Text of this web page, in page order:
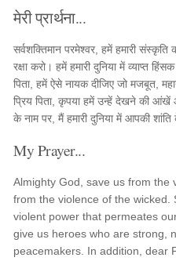
मेरी प्रार्थना...
सर्वशक्तिमान परमेश्वर, हमें हमारी संस्कृति
रक्षा करो। हमें हमारी दुनिया में व्याप्त
पिता, हमें ऐसे नायक दीजिए जो मजबूत,
प्रिय पिता, कृपया हमें उन्हें देखने की
के नाम पर, मैं हमारी दुनिया में आपकी
My Prayer...
Almighty God, save us from the
from the violence of the wicked.
violent power that permeates
give us heroes who are strong,
peacemakers. In addition, dear